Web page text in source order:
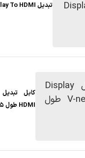
تبدیل V-Net Display To HDMI
HDMI طول 1.5 متر